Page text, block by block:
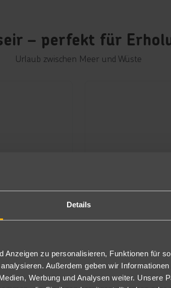
Details
Anzeigen zu personalisieren, Funktionen für
Außerdem geben wir
Werbung und Analysen weiter. Unsere
– perfekt für
Urlaub zwischen Meer und Wüste